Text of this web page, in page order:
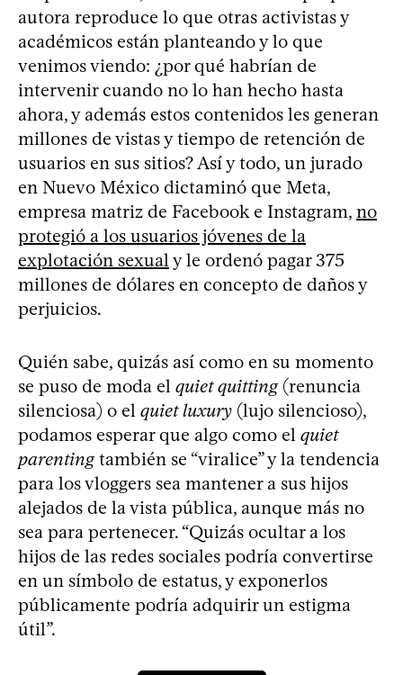
autora reproduce lo que otras activistas y
académicos están planteando y lo que
venimos viendo: ¿por qué habrían de
intervenir cuando no lo han hecho hasta
ahora, y además estos contenidos les generan
millones de vistas y tiempo de retención de
usuarios en sus sitios? Así y todo, un jurado
en Nuevo México dictaminó que Meta,
empresa matriz de Facebook e Instagram, no
protegió a los usuarios jóvenes de la
explotación sexualy le ordenó pagar 375
millones de dólares en concepto de daños y
perjuicios.
Quién sabe, quizás así como en su momento
se puso de moda el quiet quitting(renuncia
silenciosa) o el quiet luxury (lujo silencioso),
podamos esperar que algo como el quiet
parentingtambién se “viralice” y la tendencia
para los vloggers sea mantener a sus hijos
alejados de la vista pública, aunque más no
sea para pertenecer. “Quizás ocultar a los
hijos de las redes sociales podría convertirse
en un símbolo de estatus, y exponerlos
públicamente podría adquirir un estigma
útil”.